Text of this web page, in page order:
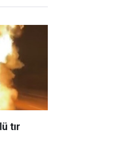
tır